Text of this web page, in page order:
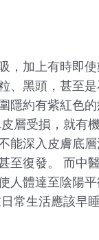
，加上有時即
、黑頭，甚至
隱約有紫紅色
層受損，就有
深入皮膚底
復發。 而中
人體達至陰陽
常生活應該早